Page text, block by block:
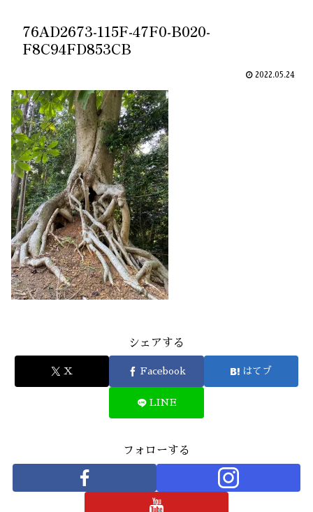
76AD2673-115F-47F0-B020-
F8C94FD853CB
2022.05.24
シェアする
X Facebook はてブ
LINE
フォローする